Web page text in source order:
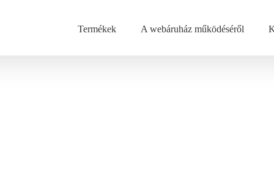
Termékek A webáruház működéséről